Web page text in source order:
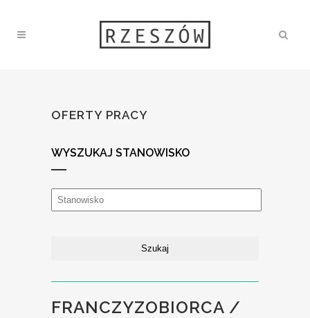
OFERTY PRACY
WYSZUKAJ STANOWISKO
FRANCZYZOBIORCA /